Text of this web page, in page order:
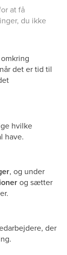
at få
du ikke
det er tid til
hvilke
have.
, og under
og sætter
der